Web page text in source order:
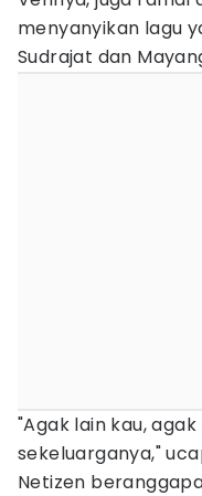
menyanyikan lagu
Sudrajat dan
"Agak lain kau,
sekeluarganya,"
Netizen